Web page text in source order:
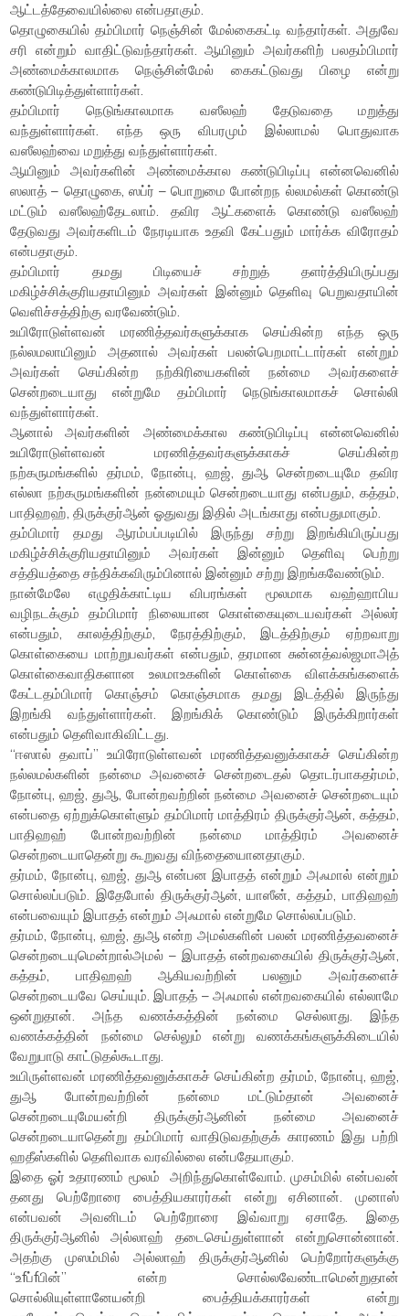
ஆட்டத்தேவையில்லை என்பதாகும்.
தொழுகையில் தம்பிமார் நெஞ்சின் மேல்கைகட்டி வந்தார்கள். அதுவே
சரி என்றும் வாதிட்டுவந்தார்கள். ஆயினும் அவர்களிற் பலதம்பிமார்
அண்மைக்காலமாக நெஞ்சின்மேல் கைகட்டுவது பிழை என்று
கண்டுபிடித்துள்ளார்கள்.
தம்பிமார் நெடுங்காலமாக வஸீலஹ் தேடுவதை மறுத்து
வந்துள்ளார்கள். எந்த ஒரு விபரமும் இல்லாமல் பொதுவாக
வஸீலஹ்வை மறுத்து வந்துள்ளார்கள்.
ஆயினும் அவர்களின் அண்மைக்கால கண்டுபிடிப்பு என்னவெனில்
ஸலாத் – தொழுகை, ஸப்ர் – பொறுமை போன்றந ல்லமல்கள் கொண்டு
மட்டும் வஸீலஹ்தேடலாம். தவிர ஆட்களைக் கொண்டு வஸீலஹ்
தேடுவது அவர்களிடம் நேரடியாக உதவி கேட்பதும் மார்க்க விரோதம்
என்பதாகும்.
தம்பிமார் தமது பிடியைச் சற்றுத் தளர்த்தியிருப்பது
மகிழ்ச்சிக்குரியதாயினும் அவர்கள் இன்னும் தெளிவு பெறுவதாயின்
வெளிச்சத்திற்கு வரவேண்டும்.
உயிரோடுள்ளவன் மரணித்தவர்களுக்காக செய்கின்ற எந்த ஒரு
நல்லமலாயினும் அதனால் அவர்கள் பலன்பெறமாட்டார்கள் என்றும்
அவர்கள் செய்கின்ற நற்கிரியைகளின் நன்மை அவர்களைச்
சென்றடையாது என்றுமே தம்பிமார் நெடுங்காலமாகச் சொல்லி
வந்துள்ளார்கள்.
ஆனால் அவர்களின் அண்மைக்கால கண்டுபிடிப்பு என்னவெனில்
உயிரோடுள்ளவன் மரணித்தவர்களுக்காகச் செய்கின்ற
நற்கருமங்களில் தர்மம், நோன்பு, ஹஜ், துஆ சென்றடையுமே தவிர
எல்லா நற்கருமங்களின் நன்மையும் சென்றடையாது என்பதும், கத்தம்,
பாதிஹஹ், திருக்குர்ஆன் ஓதுவது இதில் அடங்காது என்பதுமாகும்.
தம்பிமார் தமது ஆரம்பப்படியில் இருந்து சற்று இறங்கியிருப்பது
மகிழ்ச்சிக்குரியதாயினும் அவர்கள் இன்னும் தெளிவு பெற்று
சத்தியத்தை சந்திக்கவிரும்பினால் இன்னும் சற்று இறங்கவேண்டும்.
நான்மேலே எழுதிக்காட்டிய விபரங்கள் மூலமாக வஹ்ஹாபிய
வழிநடக்கும் தம்பிமார் நிலையான கொள்கையுடையவர்கள் அல்லர்
என்பதும், காலத்திற்கும், நேரத்திற்கும், இடத்திற்கும் ஏற்றவாறு
கொள்கையை மாற்றுபவர்கள் என்பதும், தரமான சுன்னத்வல்ஜமாஅத்
கொள்கைவாதிகளான உலமாஉகளின் கொள்கை விளக்கங்களைக்
கேட்டதம்பிமார் கொஞ்சம் கொஞ்சமாக தமது இடத்தில் இருந்து
இறங்கி வந்துள்ளார்கள். இறங்கிக் கொண்டும் இருக்கிறார்கள்
என்பதும் தெளிவாகிவிட்டது.
“ஈஸால் தவாப்” உயிரோடுள்ளவன் மரணித்தவனுக்காகச் செய்கின்ற
நல்லமல்களின் நன்மை அவனைச் சென்றடைதல் தொடர்பாகதர்மம்,
நோன்பு, ஹஜ், துஆ, போன்றவற்றின் நன்மை அவனைச் சென்றடையும்
என்பதை ஏற்றுக்கொள்ளும் தம்பிமார் மாத்திரம் திருக்குர்ஆன், கத்தம்,
பாதிஹஹ் போன்றவற்றின் நன்மை மாத்திரம் அவனைச்
சென்றடையாதென்று கூறுவது விந்தையைானதாகும்.
தர்மம், நோன்பு, ஹஜ், துஆ என்பன இபாதத் என்றும் அஃமால் என்றும்
சொல்லப்படும். இதேபோல் திருக்குர்ஆன், யாஸீன், கத்தம், பாதிஹஹ்
என்பவையும் இபாதத் என்றும் அஃமால் என்றுமே சொல்லப்படும்.
தர்மம், நோன்பு, ஹஜ், துஆ என்ற அமல்களின் பலன் மரணித்தவனைச்
சென்றடையுமென்றால்அமல் – இபாதத் என்றவகையில் திருக்குர்ஆன்,
கத்தம், பாதிஹஹ் ஆகியவற்றின் பலனும் அவர்களைச்
சென்றடையவே செய்யும். இபாதத் – அஃமால் என்றவகையில் எல்லாமே
ஒன்றுதான். அந்த வணக்கத்தின் நன்மை செல்லாது. இந்த
வணக்கத்தின் நன்மை செல்லும் என்று வணக்கங்களுக்கிடையில்
வேறுபாடு காட்டுதல்கூடாது.
உயிருள்ளவன் மரணித்தவனுக்காகச் செய்கின்ற தர்மம், நோன்பு, ஹஜ்,
துஆ போன்றவற்றின் நன்மை மட்டும்தான் அவனைச்
சென்றடையுமேயன்றி திருக்குர்ஆனின் நன்மை அவனைச்
சென்றடையாதென்று தம்பிமார் வாதிடுவதற்குக் காரணம் இது பற்றி
ஹதீஸ்களில் தெளிவாக வரவில்லை என்பதேயாகும்.
இதை ஓர் உதாரணம் மூலம் அறிந்துகொள்வோம். முசம்மில் என்பவன்
தனது பெற்றோரை பைத்தியகாரர்கள் என்று ஏசினான். முனாஸ்
என்பவன் அவனிடம் பெற்றோரை இவ்வாறு ஏசாதே. இதை
திருக்குர்ஆனில் அல்லாஹ் தடைசெய்துள்ளான் என்றுசொன்னான்.
அதற்கு முஸம்மில் அல்லாஹ் திருக்குர்ஆனில் பெற்றோர்களுக்கு
“உfப்fபின்” என்ற சொல்லவேண்டாமென்றுதான்
சொல்லியுள்ளானேயன்றி பைத்தியக்காரர்கள் என்று